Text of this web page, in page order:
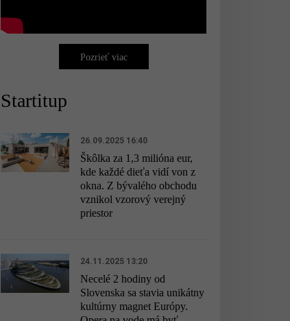
Pozrieť viac
Startitup
26.09.2025 16:40
Škôlka za 1,3 milióna eur,
kde každé dieťa vidí von z
okna. Z bývalého obchodu
vznikol vzorový verejný
priestor
24.11.2025 13:20
Necelé 2 hodiny od
Slovenska sa stavia unikátny
kultúrny magnet Európy.